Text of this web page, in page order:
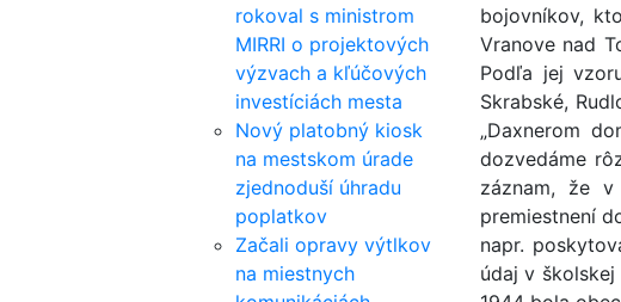
rokoval s ministrom
MIRRI o projektových
výzvach a kľúčových
investíciách mesta
Nový platobný kiosk
na mestskom úrade
zjednoduší úhradu
poplatkov
Začali opravy výtlkov
na miestnych
bojovníkov,
Vranove nad
Podľa jej
Skrabské,
„Daxnerom
dozvedáme
záznam, že
premiestnení
napr.
údaj v